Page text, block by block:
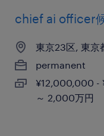
chief ai officer
東京23区, 東京
permanent
¥12,000,000 -
～ 2,000万円